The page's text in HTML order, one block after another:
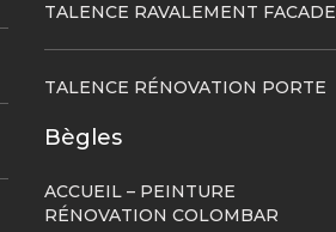
TALENCE RAVALEMENT FACADE
TALENCE RÉNOVATION PORTE
Bègles
ACCUEIL – PEINTURE
RÉNOVATION COLOMBAR